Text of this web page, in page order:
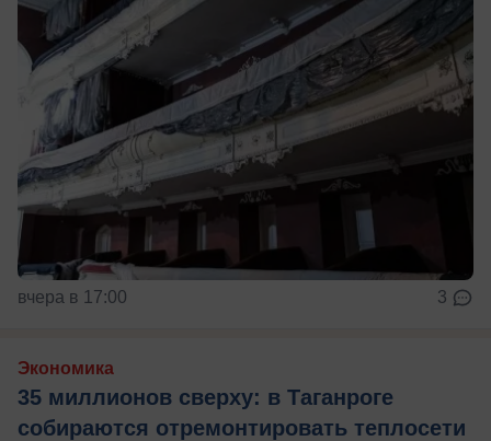
вчера в 17:00 3
Экономика
35 миллионов сверху: в Таганроге
собираются отремонтировать теплосети